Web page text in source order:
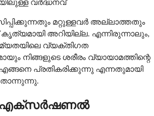
വർദ്ധനവ്
മറ്റുള്ളവർ അല്ലാത്തതും
അറിയില്ല. എന്നിരുന്നാലും,
വ്യക്തിഗത
നിങ്ങളുടെ ശരീരം വ്യായാമത്തിന്റെ
പ്രതികരിക്കുന്നു എന്നതുമായി
തോന്നുന്നു.
എക്സർഷണൽ